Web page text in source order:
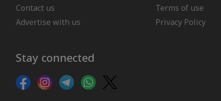
Contact us
Advertise with us
Terms of use
Privacy Policy
Stay connected